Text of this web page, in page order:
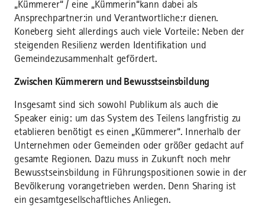
„Kümmerer“ / eine „Kümmerin“kann dabei als
Ansprechpartner:in und Verantwortliche:r dienen.
Koneberg sieht allerdings auch viele Vorteile: Neben der
steigenden Resilienz werden Identifikation und
Gemeindezusammenhalt gefördert.
Zwischen Kümmerern und Bewusstseinsbildung
Insgesamt sind sich sowohl Publikum als auch die
Speaker einig: um das System des Teilens langfristig zu
etablieren benötigt es einen „Kümmerer“. Innerhalb der
Unternehmen oder Gemeinden oder größer gedacht auf
gesamte Regionen. Dazu muss in Zukunft noch mehr
Bewusstseinsbildung in Führungspositionen sowie in der
Bevölkerung vorangetrieben werden. Denn Sharing ist
ein gesamtgesellschaftliches Anliegen.